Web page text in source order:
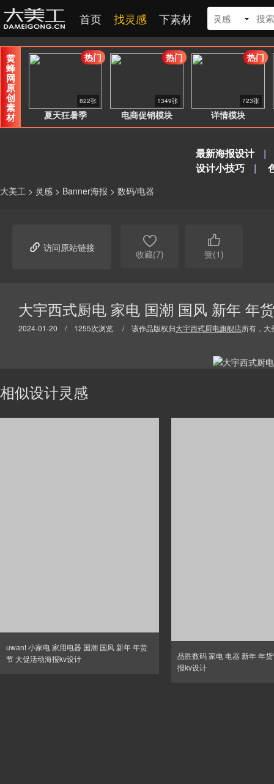
首页 找灵感 下素材 灵感
黄
蜂
网
原
创
素
材 夏天狂暑季
822张
热门
电商促销模块
1349张
热门
详情模块
723张
热门
最新海报设计
|
设计小技巧
|
大美工 > 灵感 > Banner海报 > 数码/电器
 访问原站链接 
收藏(7)

赞(1)
大宇西式厨电 家电 国潮 国风 新年 年
2024-01-20 / 1255次浏览 / 该作品版权归大宇西式厨电旗舰店所有，大
相似设计灵感
uwant 小家电 家用电器 国潮 国风 新年 年货
节 大促活动海报kv设计
品胜数码 家电 电器 新年 年
报kv设计